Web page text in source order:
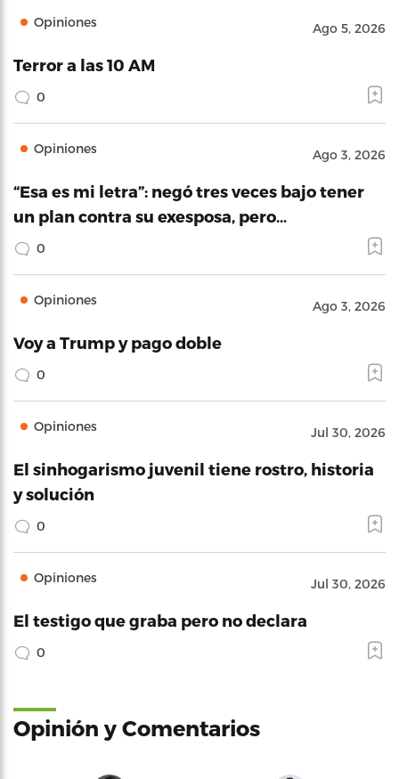
Opiniones Ago 5, 2026
Terror a las 10 AM
0
Opiniones Ago 3, 2026
“Esa es mi letra”: negó tres veces bajo tener
un plan contra su exesposa, pero…
0
Opiniones Ago 3, 2026
Voy a Trump y pago doble
0
Opiniones Jul 30, 2026
El sinhogarismo juvenil tiene rostro, historia
y solución
0
Opiniones Jul 30, 2026
El testigo que graba pero no declara
0
Opinión y Comentarios